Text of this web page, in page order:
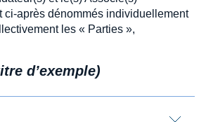
ci-après dénommés individuellement
les « Parties »,
d’exemple)